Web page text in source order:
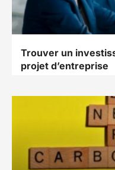
Trouver un
projet d’entreprise